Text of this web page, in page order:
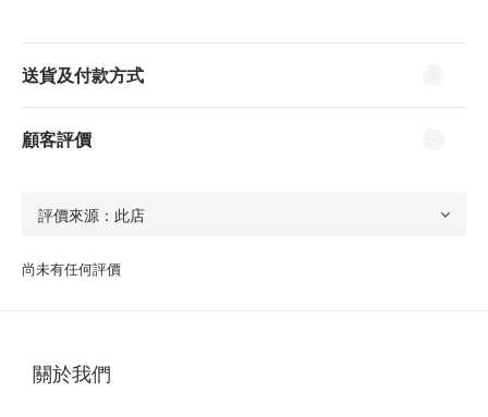
送貨及付款方式
顧客評價
尚未有任何評價
關於我們